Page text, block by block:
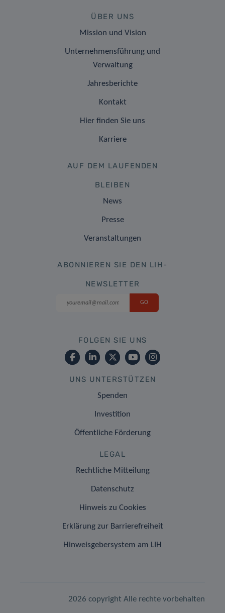
ÜBER UNS
Mission und Vision
Unternehmensführung und
Verwaltung
Jahresberichte
Kontakt
Hier finden Sie uns
Karriere
AUF DEM LAUFENDEN
BLEIBEN
News
Presse
Veranstaltungen
ABONNIEREN SIE DEN LIH-
NEWSLETTER
FOLGEN SIE UNS
UNS UNTERSTÜTZEN
Spenden
Investition
Öffentliche Förderung
LEGAL
Rechtliche Mitteilung
Datenschutz
Hinweis zu Cookies
Erklärung zur Barrierefreiheit
Hinweisgebersystem am LIH
2026 copyright Alle rechte vorbehalten